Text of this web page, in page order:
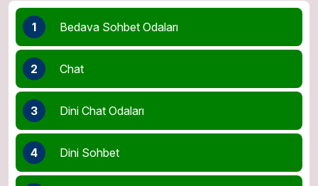
1 Bedava Sohbet Odaları
2 Chat
3 Dini Chat Odaları
4 Dini Sohbet